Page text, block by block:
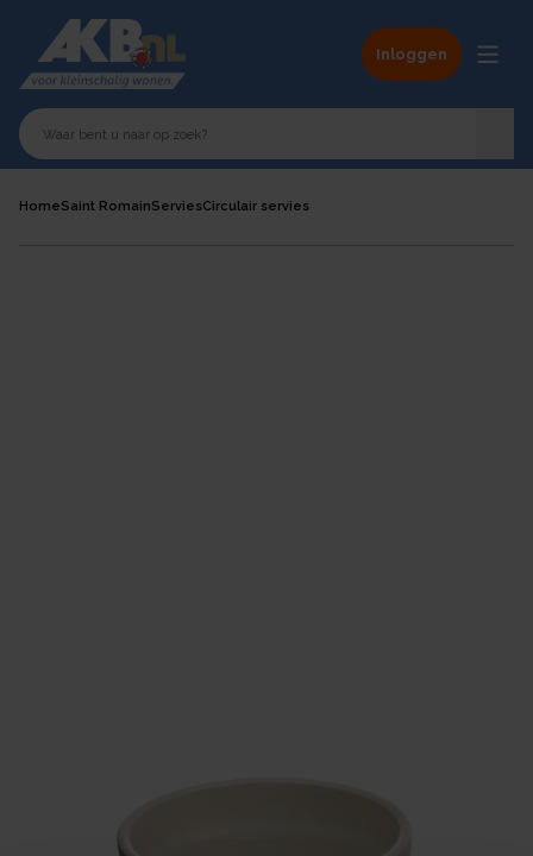
Inloggen
HomeSaint RomainServiesCirculair servies